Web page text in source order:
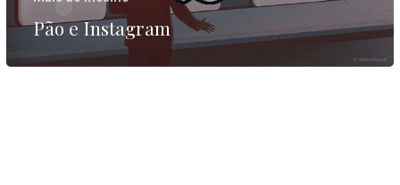
Pão e Instagram